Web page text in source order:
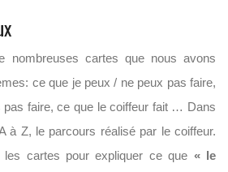
nombreuses cartes que nous avons
ce que je peux / ne peux pas faire,
pas faire, ce que le coiffeur fait … Dans
à Z, le parcours réalisé par le coiffeur.
les cartes pour expliquer ce que « le